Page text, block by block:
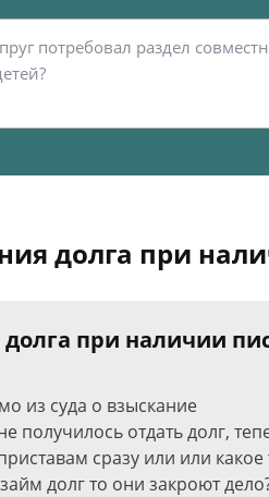
долга при
долга при наличии
из суда о взыскание
получилось отдать долг,
сразу или или какое
долг то они закроют